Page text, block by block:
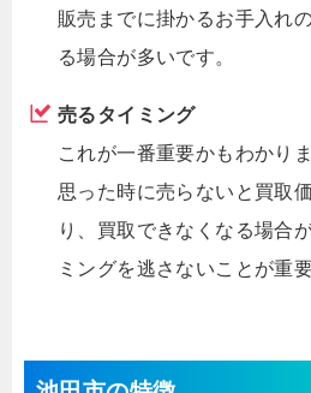
販売までに掛かるお手入れ
る場合が多いです。
売るタイミング
これが一番重要かもわかり
思った時に売らないと買取
り、買取できなくなる場合
ミングを逃さないことが重要